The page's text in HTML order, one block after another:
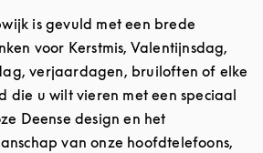
is gevuld met een brede
voor Kerstmis, Valentijnsdag,
verjaardagen, bruiloften of elke
die u wilt vieren met een speciaal
Deense design en het
van onze hoofdtelefoons,